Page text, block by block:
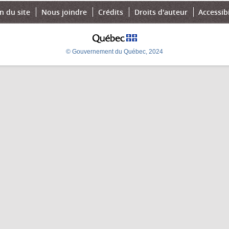
du site Nous joindre Crédits Droits d'auteur
© Gouvernement du Québec, 2024